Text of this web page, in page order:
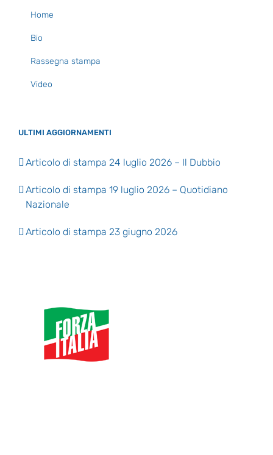
Home
Bio
Rassegna stampa
Video
ULTIMI AGGIORNAMENTI
Articolo di stampa 24 luglio 2026 – Il Dubbio
Articolo di stampa 19 luglio 2026 – Quotidiano
Nazionale
Articolo di stampa 23 giugno 2026